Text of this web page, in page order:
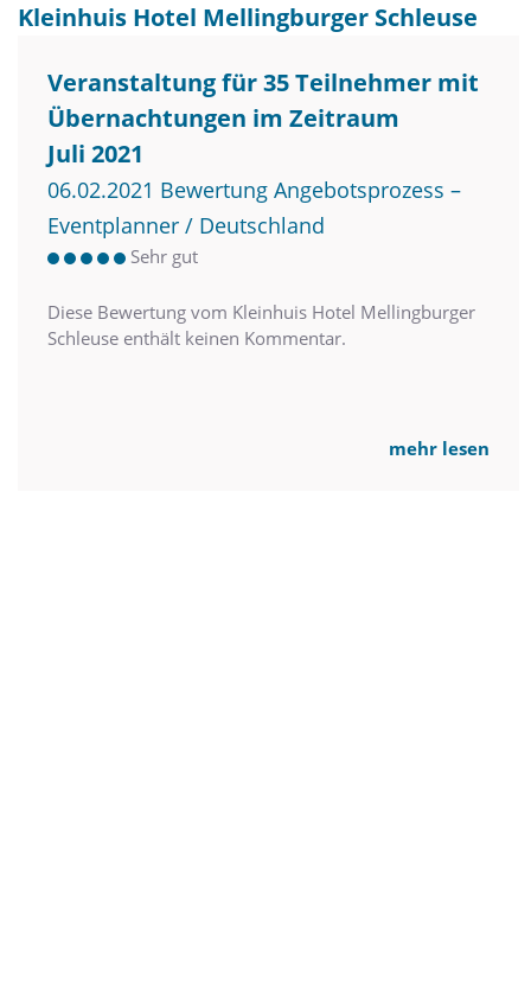
Kleinhuis Hotel Mellingburger Schleuse
Veranstaltung für 35 Teilnehmer mit
Übernachtungen im Zeitraum
Juli 2021
06.02.2021 Bewertung Angebotsprozess –
Eventplanner / Deutschland
Sehr gut
Diese Bewertung vom Kleinhuis Hotel Mellingburger
Schleuse enthält keinen Kommentar.
mehr lesen